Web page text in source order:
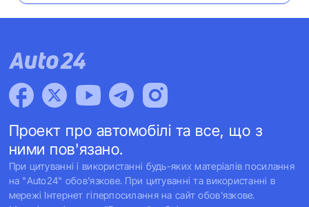
Проект про автомобілі та все, що з
ними пов'язано.
При цитуванні і використанні будь-яких матеріалів посилання
на "Auto24" обов'язкове. При цитуванні та використанні в
мережі Інтернет гіперпосилання на сайт обов'язкове.